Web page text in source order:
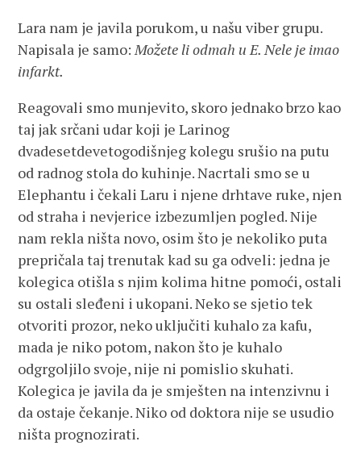
Lara nam je javila porukom, u našu viber grupu.
Napisala je samo:Možete li odmah u E. Nele je imao
infarkt.
Reagovali smo munjevito, skoro jednako brzo kao
taj jak srčani udar koji je Larinog
dvadesetdevetogodišnjeg kolegu srušio na putu
od radnog stola do kuhinje. Nacrtali smo se u
Elephantu i čekali Laru i njene drhtave ruke, njen
od straha i nevjerice izbezumljen pogled. Nije
nam rekla ništa novo, osim što je nekoliko puta
prepričala taj trenutak kad su ga odveli: jedna je
kolegica otišla s njim kolima hitne pomoći, ostali
su ostali sleđeni i ukopani. Neko se sjetio tek
otvoriti prozor, neko uključiti kuhalo za kafu,
mada je niko potom, nakon što je kuhalo
odgrgoljilo svoje, nije ni pomislio skuhati.
Kolegica je javila da je smješten na intenzivnu i
da ostaje čekanje. Niko od doktora nije se usudio
ništa prognozirati.